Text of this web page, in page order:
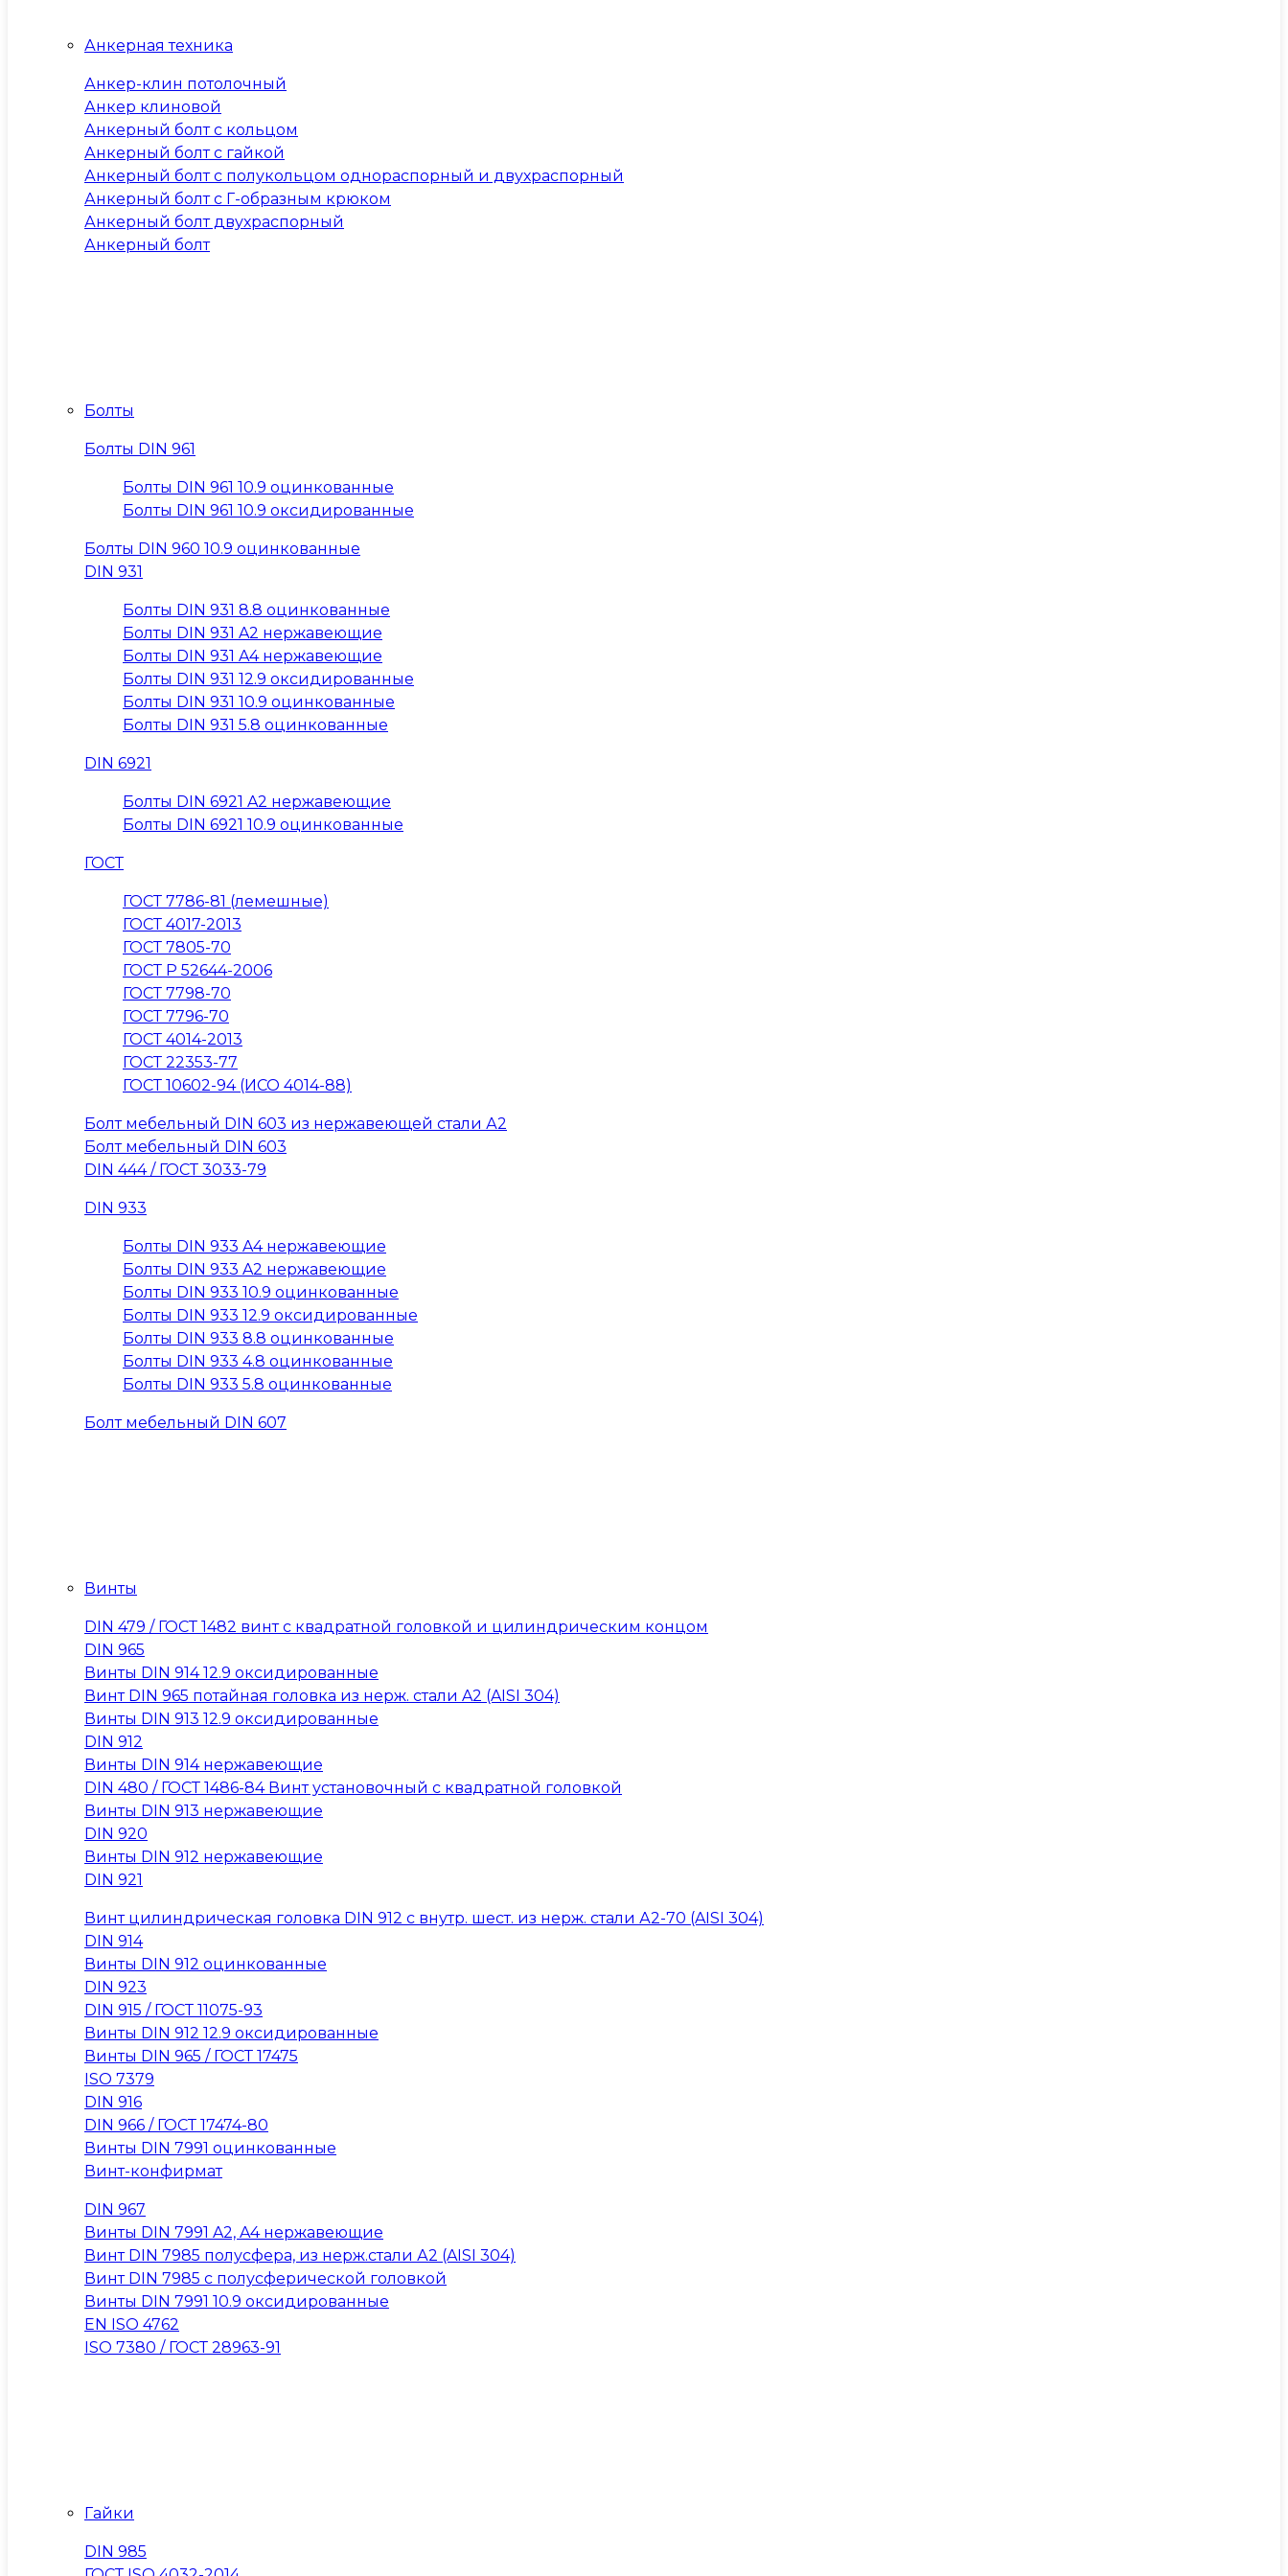
Анкерная техника
Анкер-клин потолочный
Анкер клиновой
Анкерный болт с кольцом
Анкерный болт с гайкой
Анкерный болт с полукольцом однораспорный и двухраспорный
Анкерный болт с Г-образным крюком
Анкерный болт двухраспорный
Анкерный болт
Болты
Болты DIN 961
Болты DIN 961 10.9 оцинкованные
Болты DIN 961 10.9 оксидированные
Болты DIN 960 10.9 оцинкованные
DIN 931
Болты DIN 931 8.8 оцинкованные
Болты DIN 931 A2 нержавеющие
Болты DIN 931 A4 нержавеющие
Болты DIN 931 12.9 оксидированные
Болты DIN 931 10.9 оцинкованные
Болты DIN 931 5.8 оцинкованные
DIN 6921
Болты DIN 6921 A2 нержавеющие
Болты DIN 6921 10.9 оцинкованные
ГОСТ
ГОСТ 7786-81 (лемешные)
ГОСТ 4017-2013
ГОСТ 7805-70
ГОСТ Р 52644-2006
ГОСТ 7798-70
ГОСТ 7796-70
ГОСТ 4014-2013
ГОСТ 22353-77
ГОСТ 10602-94 (ИСО 4014-88)
Болт мебельный DIN 603 из нержавеющей стали А2
Болт мебельный DIN 603
DIN 444 / ГОСТ 3033-79
DIN 933
Болты DIN 933 A4 нержавеющие
Болты DIN 933 A2 нержавеющие
Болты DIN 933 10.9 оцинкованные
Болты DIN 933 12.9 оксидированные
Болты DIN 933 8.8 оцинкованные
Болты DIN 933 4.8 оцинкованные
Болты DIN 933 5.8 оцинкованные
Болт мебельный DIN 607
Винты
DIN 479 / ГОСТ 1482 винт с квадратной головкой и цилиндрическим концом
DIN 965
Винты DIN 914 12.9 оксидированные
Винт DIN 965 потайная головка из нерж. стали A2 (AISI 304)
Винты DIN 913 12.9 оксидированные
DIN 912
Винты DIN 914 нержавеющие
DIN 480 / ГОСТ 1486-84 Винт установочный с квадратной головкой
Винты DIN 913 нержавеющие
DIN 920
Винты DIN 912 нержавеющие
DIN 921
Винт цилиндрическая головка DIN 912 с внутр. шест. из нерж. стали А2-70 (AISI 304)
DIN 914
Винты DIN 912 оцинкованные
DIN 923
DIN 915 / ГОСТ 11075-93
Винты DIN 912 12.9 оксидированные
Винты DIN 965 / ГОСТ 17475
ISO 7379
DIN 916
DIN 966 / ГОСТ 17474-80
Винты DIN 7991 оцинкованные
Винт-конфирмат
DIN 967
Винты DIN 7991 A2, A4 нержавеющие
Винт DIN 7985 полусфера, из нерж.стали А2 (AISI 304)
Винт DIN 7985 с полусферической головкой
Винты DIN 7991 10.9 оксидированные
EN ISO 4762
ISO 7380 / ГОСТ 28963-91
Гайки
DIN 985